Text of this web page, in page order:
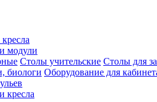
модули
Столы учительские Столы для
биологи Оборудование для
кресла